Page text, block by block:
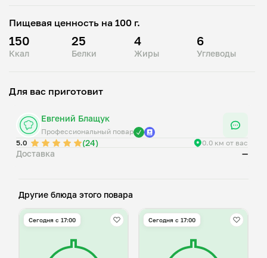
Горячее блюдо доставляется в надежной упаковке,
Пищевая ценность на 100 г.
150
Ккал
25
Белки
4
Жиры
6
Углеводы
Для вас приготовит
Евгений Блащук
Профессиональный повар
5.0
(24) 0.0 км от вас
Доставка —
Другие блюда этого повара
Сегодня с 17:00 Сегодня с 17:00